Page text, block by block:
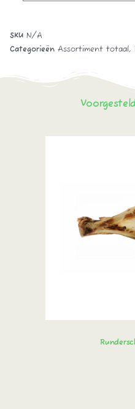
SKU N/A
Categorieën Assortiment totaal,